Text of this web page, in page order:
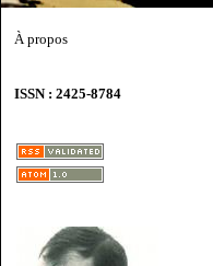
À propos
ISSN : 2425-8784